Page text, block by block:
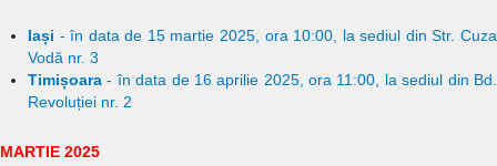
Iași - în data de 15 martie 2025, ora 10:00, la sediul din Str. Cuza
Vodă nr. 3
Timișoara - în data de 16 aprilie 2025, ora 11:00, la sediul din Bd.
Revoluției nr. 2
MARTIE 2025